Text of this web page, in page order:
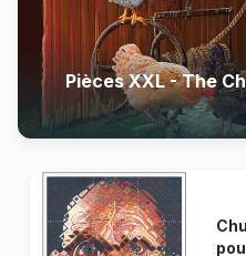
Pièces XXL - The